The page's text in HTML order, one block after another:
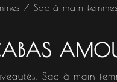
/ Sac à main femmes
Sac à main